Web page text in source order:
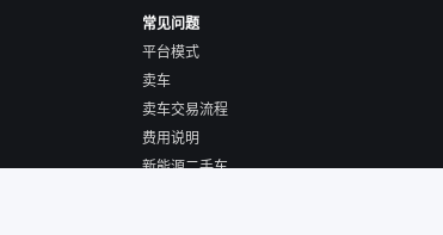
常见问题
平台模式
卖车
卖车交易流程
费用说明
新能源二手车